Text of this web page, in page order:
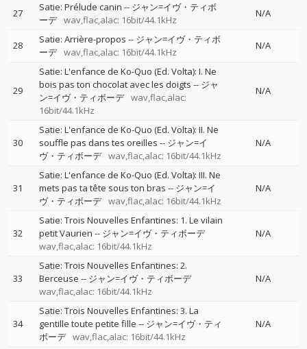
27 Satie: Prélude canin -- ジャン=イヴ・ティボ
ーデ wav,flac,alac: 16bit/44.1kHz
N/A
28 Satie: Arrière-propos -- ジャン=イヴ・ティボ
ーデ wav,flac,alac: 16bit/44.1kHz
N/A
29
Satie: L'enfance de Ko-Quo (Ed. Volta): I. Ne
bois pas ton chocolat avec les doigts -- ジャ
ン=イヴ・ティボーデ wav,flac,alac:
16bit/44.1kHz
N/A
30
Satie: L'enfance de Ko-Quo (Ed. Volta): II. Ne
souffle pas dans tes oreilles -- ジャン=イ
ヴ・ティボーデ wav,flac,alac: 16bit/44.1kHz
N/A
31
Satie: L'enfance de Ko-Quo (Ed. Volta): III. Ne
mets pas ta tête sous ton bras -- ジャン=イ
ヴ・ティボーデ wav,flac,alac: 16bit/44.1kHz
N/A
32
Satie: Trois Nouvelles Enfantines: 1. Le vilain
petit Vaurien -- ジャン=イヴ・ティボーデ
wav,flac,alac: 16bit/44.1kHz
N/A
33
Satie: Trois Nouvelles Enfantines: 2.
Berceuse -- ジャン=イヴ・ティボーデ
wav,flac,alac: 16bit/44.1kHz
N/A
34
Satie: Trois Nouvelles Enfantines: 3. La
gentille toute petite fille -- ジャン=イヴ・ティ
ボーデ wav,flac,alac: 16bit/44.1kHz
N/A